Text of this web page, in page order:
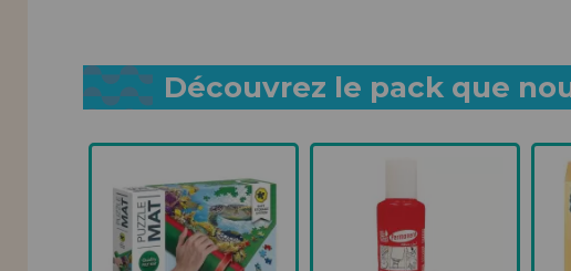
Découvrez le pack que